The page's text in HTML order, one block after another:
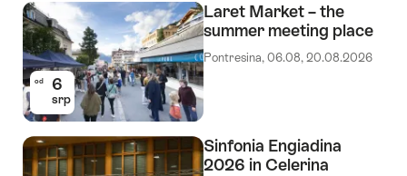
od 6
srp
Laret Market – the
summer meeting place
Pontresina, 06.08, 20.08.2026
Sinfonia Engiadina
2026 in Celerina